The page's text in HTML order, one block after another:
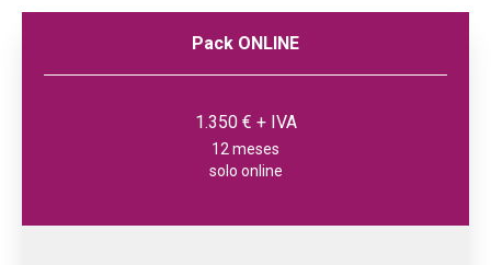
Pack ONLINE
1.350 € + IVA
12 meses
solo online